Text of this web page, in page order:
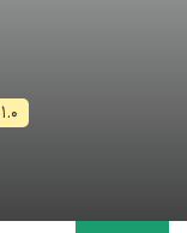
۱.۰